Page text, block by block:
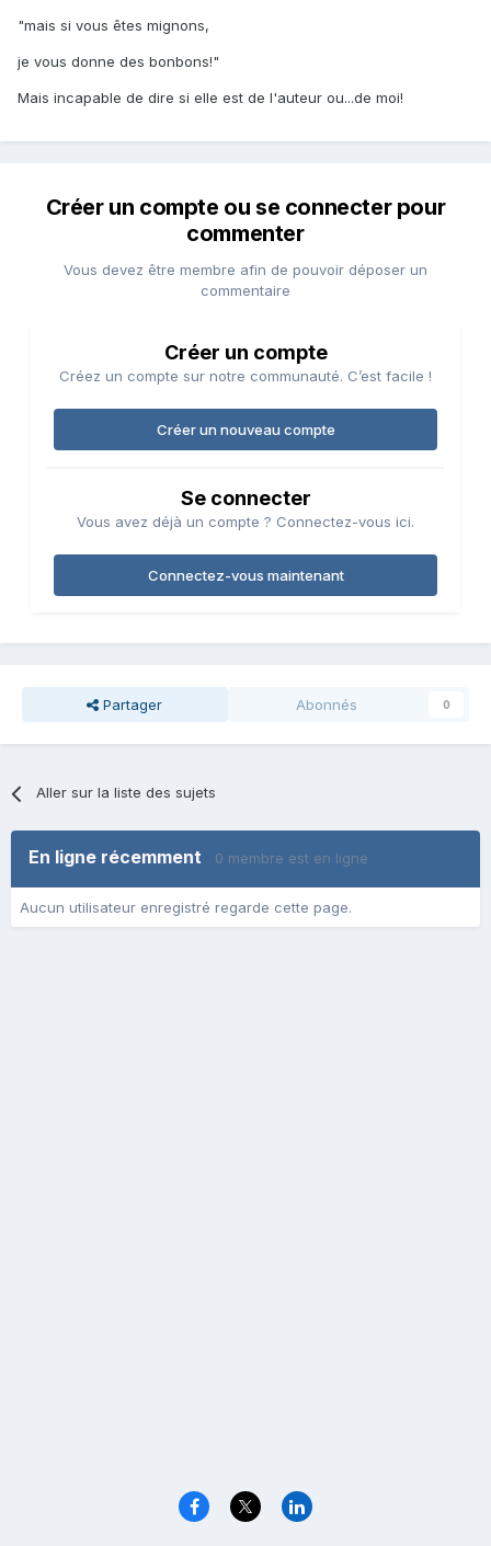
"mais si vous êtes mignons,
je vous donne des bonbons!"
Mais incapable de dire si elle est de l'auteur ou...de moi!
Créer un compte ou se connecter pour
commenter
Vous devez être membre afin de pouvoir déposer un
commentaire
Créer un compte
Créez un compte sur notre communauté. C’est facile !
Créer un nouveau compte
Se connecter
Vous avez déjà un compte ? Connectez-vous ici.
Connectez-vous maintenant
Partager Abonnés 0
Aller sur la liste des sujets
En ligne récemment 0 membre est en ligne
Aucun utilisateur enregistré regarde cette page.